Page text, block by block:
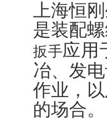
上海恒
是装配
扳手应用
冶、发
作业，
的场合。